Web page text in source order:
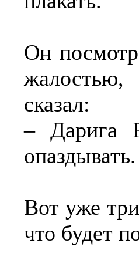
Он
сказал:
– Дарига
опаздывать.
Вот уже
что будет